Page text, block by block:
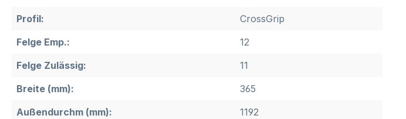
Profil:
CrossGrip
Felge Emp.:
12
Felge Zulässig:
11
Breite (mm):
365
Außendurchm (mm):
1192